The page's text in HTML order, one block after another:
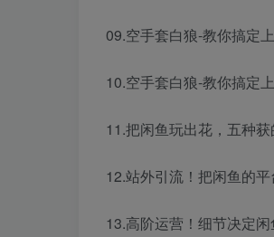
09.空手套白狼-教你搞定
10.空手套白狼-教你搞定
11.把闲鱼玩出花，五种
12.站外引流！把闲鱼的
13.高阶运营！细节决定